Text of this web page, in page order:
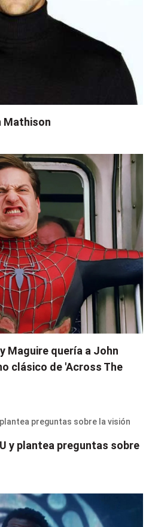
Mathison
Maguire quería a John
clásico de 'Across The
y plantea preguntas sobre